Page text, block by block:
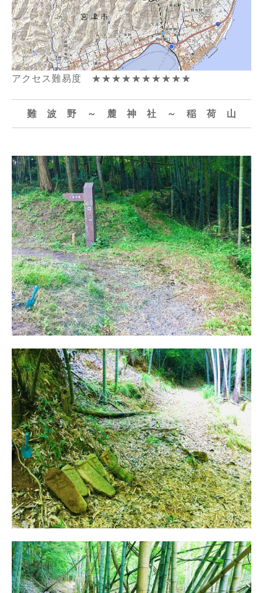
アクセス難易度 ★★★★★★★★★★
難 波 野 ～ 麓 神 社 ～ 稲 荷 山